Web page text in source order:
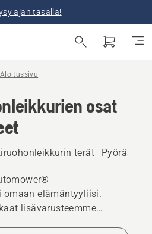
ajan tasalla!
Aloitussivu
osat
terät
-
omaan elämäntyyliisi.
lisävarusteemme